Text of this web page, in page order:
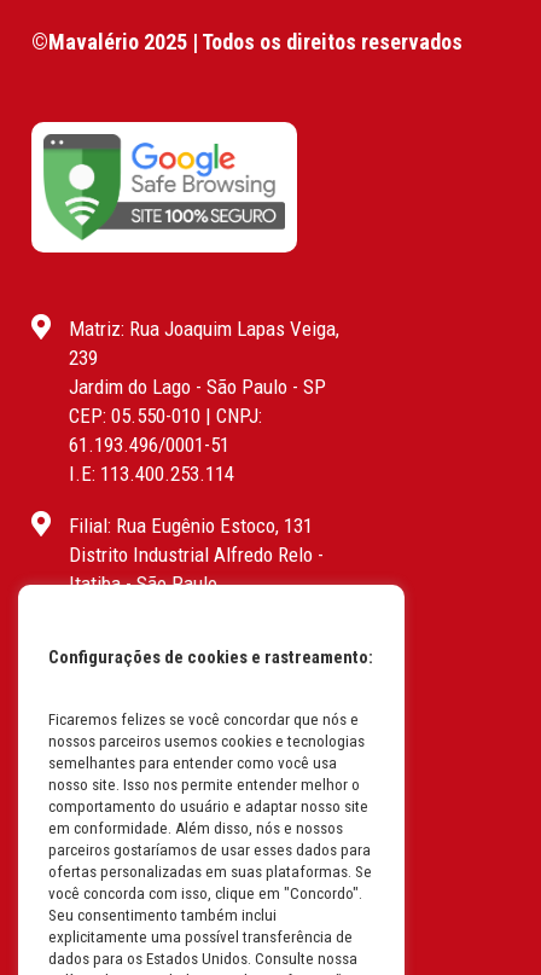
©Mavalério 2025 | Todos os direitos reservados
Matriz: Rua Joaquim Lapas Veiga,
239
Jardim do Lago - São Paulo - SP
CEP: 05.550-010 | CNPJ:
61.193.496/0001-51
I.E: 113.400.253.114
Filial: Rua Eugênio Estoco, 131
Distrito Industrial Alfredo Relo -
Itatiba - São Paulo
I.E: 382.096.357.1147
Filial: Av. Odila Chaves Rodrigues,
1277
Parque industrial RM - Condomínio
Therapark - Jundiaí - São Paulo
CEP: 13.213-087 | CNPJ:
61.193.496/0018-08
I.E: 407.642.800.114
Filial: Rua em Projeto G, 728 – Letra A
Configurações de cookies e rastreamento:
Ficaremos felizes se você concordar que nós e
nossos parceiros usemos cookies e tecnologias
semelhantes para entender como você usa
nosso site. Isso nos permite entender melhor o
comportamento do usuário e adaptar nosso site
em conformidade. Além disso, nós e nossos
parceiros gostaríamos de usar esses dados para
ofertas personalizadas em suas plataformas. Se
você concorda com isso, clique em "Concordo".
Seu consentimento também inclui
explicitamente uma possível transferência de
dados para os Estados Unidos. Consulte nossa